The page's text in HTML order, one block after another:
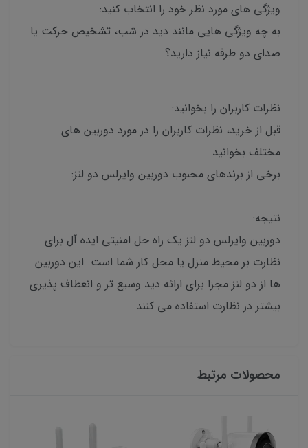
ویژگی های مورد نظر خود را انتخاب کنید:
به چه ویژگی هایی مانند دید در شب، تشخیص حرکت یا
صدای دو طرفه نیاز دارید؟
نظرات کاربران را بخوانید:
قبل از خرید، نظرات کاربران را در مورد دوربین های
مختلف بخوانید
برخی از برندهای محبوب دوربین وایرلس دو لنز:
نتیجه:
دوربین وایرلس دو لنز یک راه حل امنیتی ایده آل برای
نظارت بر محیط منزل یا محل کار شما است. این دوربین
ها از دو لنز مجزا برای ارائه دید وسیع تر و انعطاف پذیری
بیشتر در نظارت استفاده می کنند
محصولات مرتبط